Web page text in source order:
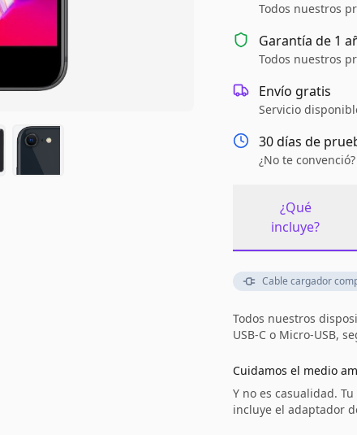
Todos nuestros
Garantía de 1
Todos nuestros
Envío gratis
Servicio
30 días de
¿No te
¿Qué
incluye?
Cable cargador
Todos nuestros
USB-C o Micro-USB,
Cuidamos el medio
Y no es casualidad.
incluye el adaptador